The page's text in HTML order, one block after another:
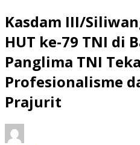
Kasdam III/
HUT ke-79 TNI di
Panglima TNI
Profesionalisme
Prajurit